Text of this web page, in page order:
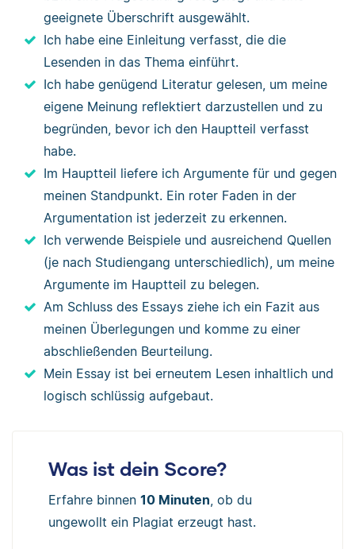
geeignete Überschrift ausgewählt.
Ich habe eine Einleitung verfasst, die die
Lesenden in das Thema einführt.
Ich habe genügend Literatur gelesen, um meine
eigene Meinung reflektiert darzustellen und zu
begründen, bevor ich den Hauptteil verfasst
habe.
Im Hauptteil liefere ich Argumente für und gegen
meinen Standpunkt. Ein roter Faden in der
Argumentation ist jederzeit zu erkennen.
Ich verwende Beispiele und ausreichend Quellen
(je nach Studiengang unterschiedlich), um meine
Argumente im Hauptteil zu belegen.
Am Schluss des Essays ziehe ich ein Fazit aus
meinen Überlegungen und komme zu einer
abschließenden Beurteilung.
Mein Essay ist bei erneutem Lesen inhaltlich und
logisch schlüssig aufgebaut.
Was ist dein Score?
Erfahre binnen 10 Minuten, ob du
ungewollt ein Plagiat erzeugt hast.